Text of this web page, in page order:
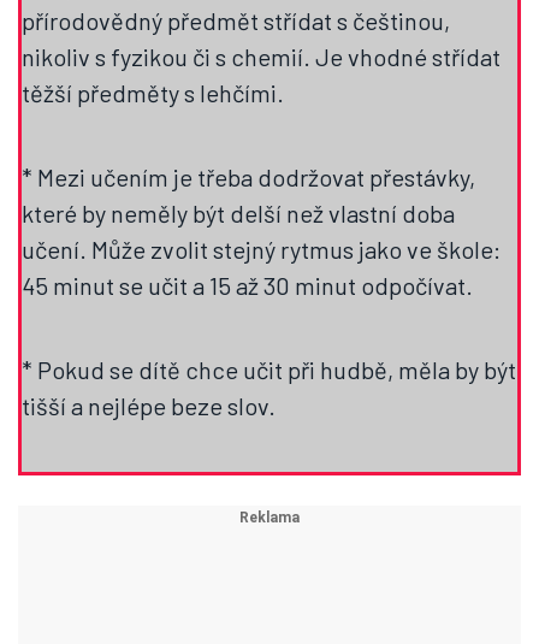
přírodovědný předmět střídat s češtinou,
nikoliv s fyzikou či s chemií. Je vhodné střídat
těžší předměty s lehčími.
* Mezi učením je třeba dodržovat přestávky,
které by neměly být delší než vlastní doba
učení. Může zvolit stejný rytmus jako ve škole:
45 minut se učit a 15 až 30 minut odpočívat.
* Pokud se dítě chce učit při hudbě, měla by být
tišší a nejlépe beze slov.